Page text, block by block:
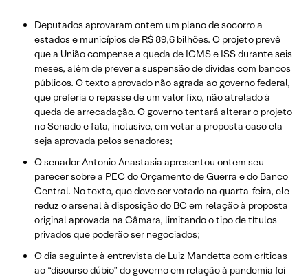
Deputados aprovaram ontem um plano de socorro a
estados e municípios de R$ 89,6 bilhões. O projeto prevê
que a União compense a queda de ICMS e ISS durante seis
meses, além de prever a suspensão de dívidas com bancos
públicos. O texto aprovado não agrada ao governo federal,
que preferia o repasse de um valor fixo, não atrelado à
queda de arrecadação. O governo tentará alterar o projeto
no Senado e fala, inclusive, em vetar a proposta caso ela
seja aprovada pelos senadores;
O senador Antonio Anastasia apresentou ontem seu
parecer sobre a PEC do Orçamento de Guerra e do Banco
Central. No texto, que deve ser votado na quarta-feira, ele
reduz o arsenal à disposição do BC em relação à proposta
original aprovada na Câmara, limitando o tipo de títulos
privados que poderão ser negociados;
O dia seguinte à entrevista de Luiz Mandetta com críticas
ao “discurso dúbio” do governo em relação à pandemia foi